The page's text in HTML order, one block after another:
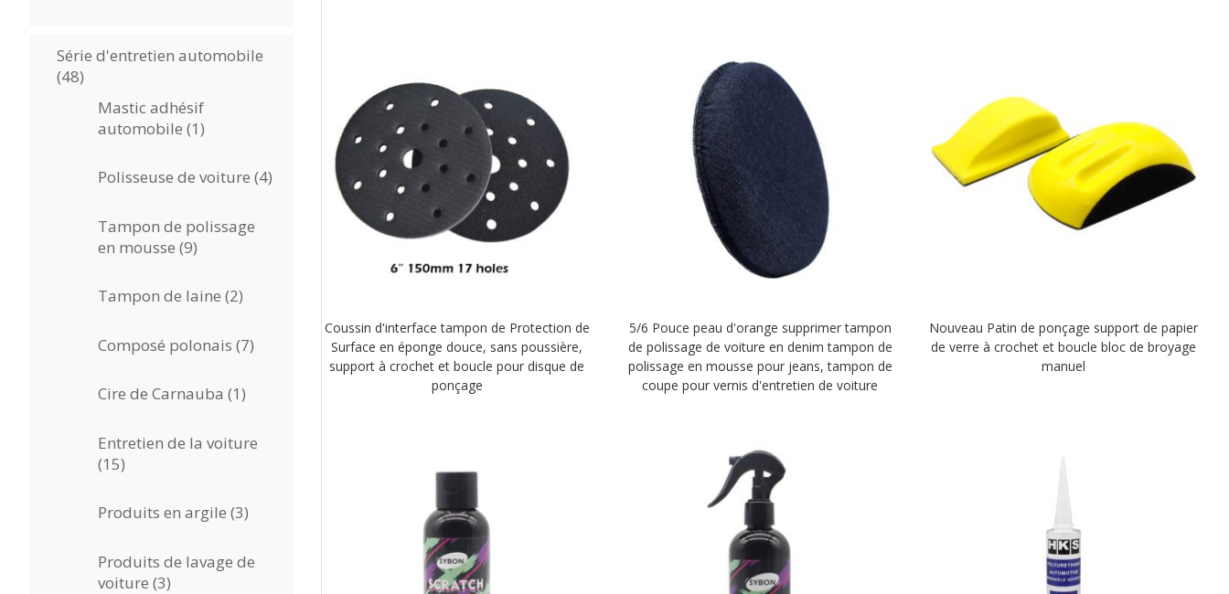
Série d'entretien automobile
4848
Mastic adhésif
automobile 11
Polisseuse de voiture 44
Tampon de polissage
en mousse 99
Tampon de laine 22
Composé polonais 77
Cire de Carnauba 11
Entretien de la voiture
1515
Produits en argile 33
Produits de lavage de
voiture 33
Coussin d'interface tampon de Protection de
Surface en éponge douce, sans poussière,
support à crochet et boucle pour disque de
ponçage
5/6 Pouce peau d'orange supprimer tampon
de polissage de voiture en denim tampon de
polissage en mousse pour jeans, tampon de
coupe pour vernis d'entretien de voiture
Nouveau Patin de ponçage support de papier
de verre à crochet et boucle bloc de broyage
manuel